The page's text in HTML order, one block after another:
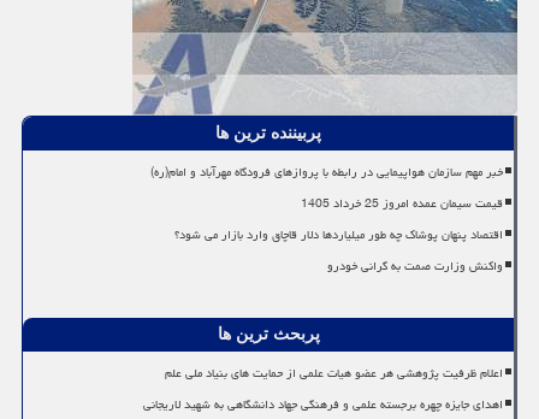
پربیننده ترین ها
خبر مهم سازمان هواپیمایی در رابطه با پروازهای فرودگاه مهرآباد و امام(ره)
قیمت سیمان عمده امروز 25 خرداد 1405
اقتصاد پنهان پوشاک چه طور میلیاردها دلار قاچاق وارد بازار می شود؟
واکنش وزارت صمت به گرانی خودرو
پربحث ترین ها
اعلام ظرفیت پژوهشی هر عضو هیات علمی از حمایت های بنیاد ملی علم
اهدای جایزه چهره برجسته علمی و فرهنگی جهاد دانشگاهی به شهید لاریجانی